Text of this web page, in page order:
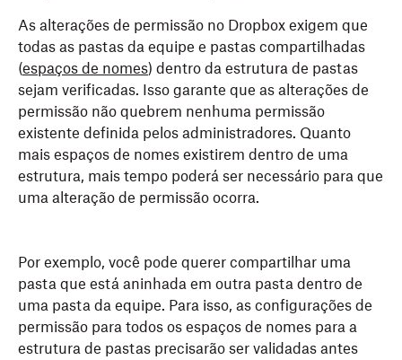
As alterações de permissão no Dropbox exigem que
todas as pastas da equipe e pastas compartilhadas
(espaços de nomes) dentro da estrutura de pastas
sejam verificadas. Isso garante que as alterações de
permissão não quebrem nenhuma permissão
existente definida pelos administradores. Quanto
mais espaços de nomes existirem dentro de uma
estrutura, mais tempo poderá ser necessário para que
uma alteração de permissão ocorra.
Por exemplo, você pode querer compartilhar uma
pasta que está aninhada em outra pasta dentro de
uma pasta da equipe. Para isso, as configurações de
permissão para todos os espaços de nomes para a
estrutura de pastas precisarão ser validadas antes